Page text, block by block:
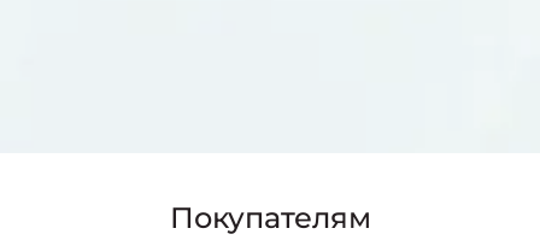
Покупателям